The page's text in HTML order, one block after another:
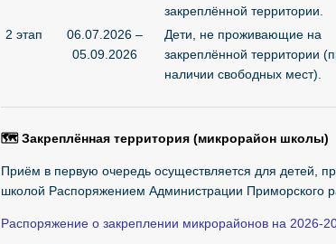
закреплённой территории.
2 этап
06.07.2026 –
05.09.2026
Дети, не проживающие на
закреплённой территории
наличии свободных мест).
🗺️ Закреплённая территория (микрорайон школы)
Приём в первую очередь осуществляется для детей,
школой Распоряжением Администрации Приморского
Распоряжение о закреплении микрорайонов на 2026-